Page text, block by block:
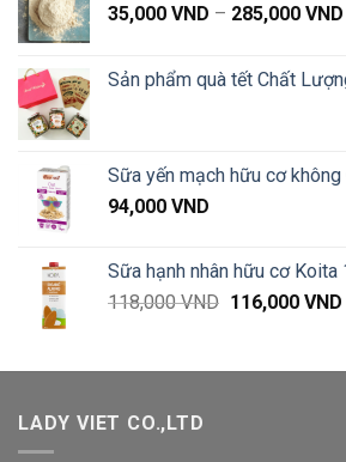
35,000 VND – 285,000 VND
Sản phẩm quà tết Chất
Sữa yến mạch hữu cơ
94,000 VND
Sữa hạnh nhân hữu cơ
118,000VND Giá
118,000 VND.
116,000 VND
LADY VIET CO.,LTD